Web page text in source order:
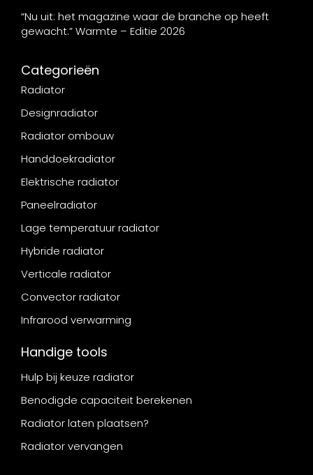
“Nu uit: het magazine waar de branche op heeft
gewacht.” Warmte – Editie 2026
Categorieën
Radiator
Designradiator
Radiator ombouw
Handdoekradiator
Elektrische radiator
Paneelradiator
Lage temperatuur radiator
Hybride radiator
Verticale radiator
Convector radiator
Infrarood verwarming
Handige tools
Hulp bij keuze radiator
Benodigde capaciteit berekenen
Radiator laten plaatsen?
Radiator vervangen